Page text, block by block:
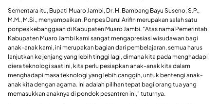
Sementara itu, Bupati Muaro Jambi, Dr. H. Bambang Bayu Suseno, S.P.,
M.M., M.Si., menyampaikan, Ponpes Darul Arifin merupakan salah satu
ponpes kebanggaan di Kabupaten Muaro Jambi. “Atas nama Pemerintah
Kabupaten Muaro Jambi kami sangat mengapresiasi wisudawan bagi
anak-anak kami, ini merupakan bagian dari pembelajaran, semua harus
lanjutkan ke jenjang yang lebih tinggi lagi, dimana kita pada menghadapi
diera teknologi saat ini, kita perlu pesiapkan anak-anak kita dalam
menghadapi masa teknologi yang lebih canggih, untuk bentengi anak-
anak kita dengan agama. Ini adalah pilihan tepat bagi orang tua yang
memasukkan anaknya di pondok pesantren ini,” tuturnya.